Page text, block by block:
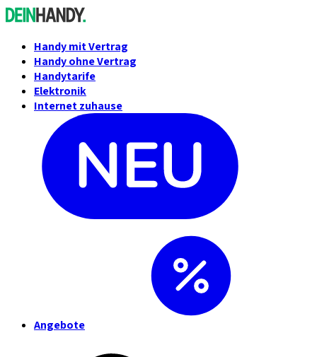
Handy mit Vertrag
Handy ohne Vertrag
Handytarife
Elektronik
Internet zuhause
Angebote